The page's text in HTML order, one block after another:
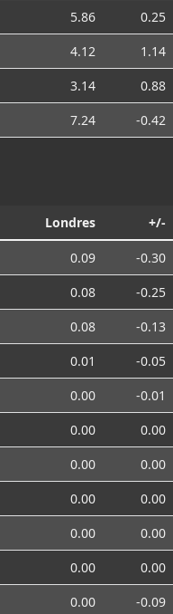
5.86
0.25
4.12
1.14
3.14
0.88
7.24 -0.42
Londres +/-
0.09
-0.30
0.08
-0.25
0.08
-0.13
0.01
-0.05
0.00
-0.01
0.00
0.00
0.00
0.00
0.00
0.00
0.00
0.00
0.00
0.00
0.00 -0.09